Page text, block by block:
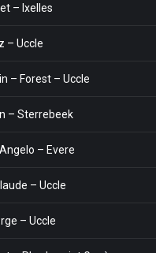
– Ixelles
– Uccle
– Forest – Uccle
– Sterrebeek
– Evere
– Uccle
– Uccle